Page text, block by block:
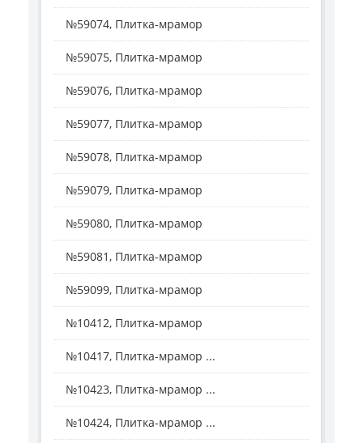
№59074, Плитка-мрамор
№59075, Плитка-мрамор
№59076, Плитка-мрамор
№59077, Плитка-мрамор
№59078, Плитка-мрамор
№59079, Плитка-мрамор
№59080, Плитка-мрамор
№59081, Плитка-мрамор
№59099, Плитка-мрамор
№10412, Плитка-мрамор
№10417, Плитка-мрамор ...
№10423, Плитка-мрамор ...
№10424, Плитка-мрамор ...